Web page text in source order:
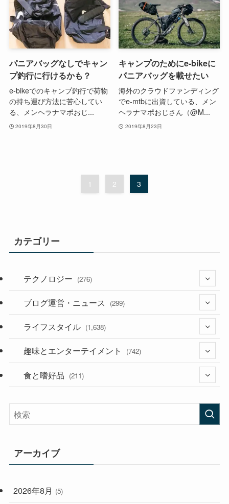
パニアバッグなしでキャン
プ釣行に行けるかも？
e-bikeでのキャンプ釣行で荷物
の持ち運び方法に苦心してい
る、メンヘラナマポおじ...
2019年8月30日
キャンプのためにe-bikeに
パニアバッグを載せたい
海外のクラウドファンディング
でe-mtbに出資している、メン
ヘラナマポおじさん（@M...
2019年8月23日
1 2 3
カテゴリー
テクノロジー (276)
(36)
(187)
ブログ運営・ニュース (299)
(118)
(181)
ライフスタイル (1,638)
(394)
(282)
(33)
趣味とエンターテイメント (742)
(56)
食と嗜好品 (211)
アーカイブ
2026年8月 (5)